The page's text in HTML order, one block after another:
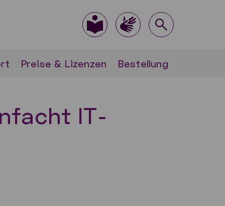
Preise & Lizenzen Bestellung
IT-